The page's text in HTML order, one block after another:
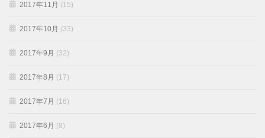
2017年11月 (15)
2017年10月 (33)
2017年9月 (32)
2017年8月 (17)
2017年7月 (16)
2017年6月 (8)